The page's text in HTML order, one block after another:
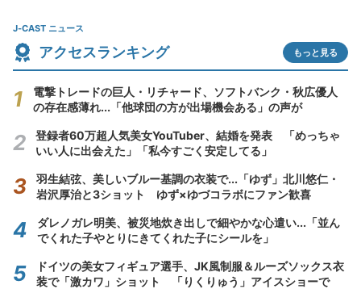
J-CAST ニュース
アクセスランキング もっと見る
電撃トレードの巨人・リチャード、ソフトバンク・秋広優人
の存在感薄れ...「他球団の方が出場機会ある」の声が
登録者60万超人気美女YouTuber、結婚を発表 「めっちゃ
いい人に出会えた」「私今すごく安定してる」
羽生結弦、美しいブルー基調の衣装で...「ゆず」北川悠仁・
岩沢厚治と3ショット ゆず×ゆづコラボにファン歓喜
ダレノガレ明美、被災地炊き出しで細やかな心遣い...「並ん
でくれた子やとりにきてくれた子にシールを」
ドイツの美女フィギュア選手、JK風制服＆ルーズソックス衣
装で「激カワ」ショット 「りくりゅう」アイスショーで